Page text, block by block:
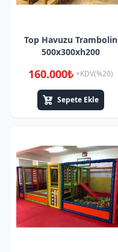
Top Havuzu Trambolin
500x300xh200
160.000₺ +KDV(%20)
Sepete Ekle